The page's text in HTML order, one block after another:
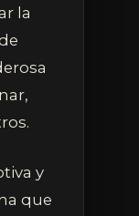
la
y
que